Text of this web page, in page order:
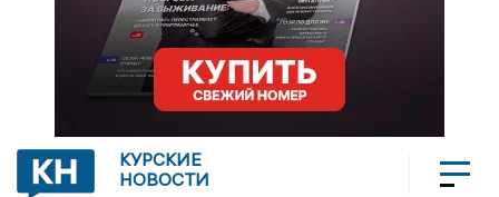
КУРСКИЕ
НОВОСТИ